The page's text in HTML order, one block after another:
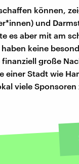
können,
und
es aber mit am
keine
große
einer Stadt wie
viele Sponsoren